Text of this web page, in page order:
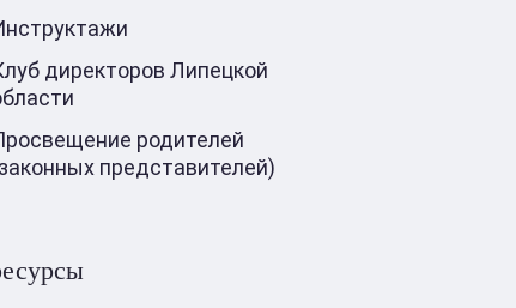
директоров Липецкой
родителей
представителей)